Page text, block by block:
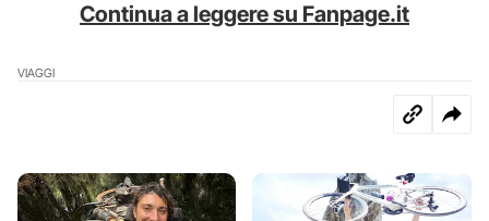
Continua a leggere su Fanpage.it
VIAGGI